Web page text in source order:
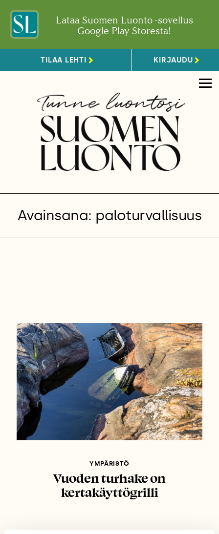
Lataa Suomen Luonto -sovellus
Google Play Storesta!
TILAA LEHTI KIRJAUDU
Avainsana: paloturvallisuus
YMPÄRISTÖ
Vuoden turhake on
kertakäyttögrilli